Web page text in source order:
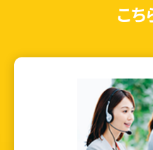
こち